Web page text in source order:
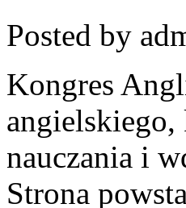
Posted by
Kongres
nauczania i
Strona